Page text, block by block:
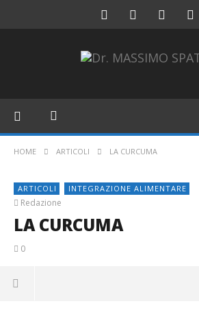
HOME ARTICOLI LA CURCUMA
ARTICOLI INTEGRAZIONE ALIMENTARE
Redazione
LA CURCUMA
0